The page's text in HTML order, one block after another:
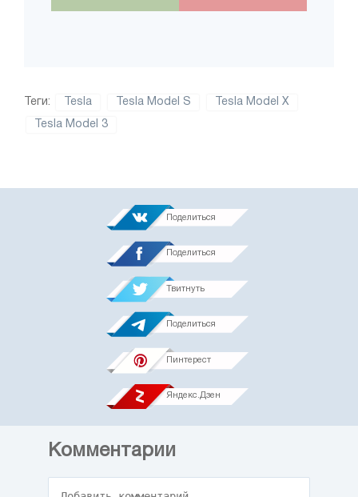
Теги: Tesla Tesla Model S Tesla Model X
Tesla Model 3
Поделиться
Поделиться
Твитнуть
Поделиться
Пинтерест
Яндекс.Дзен
Комментарии